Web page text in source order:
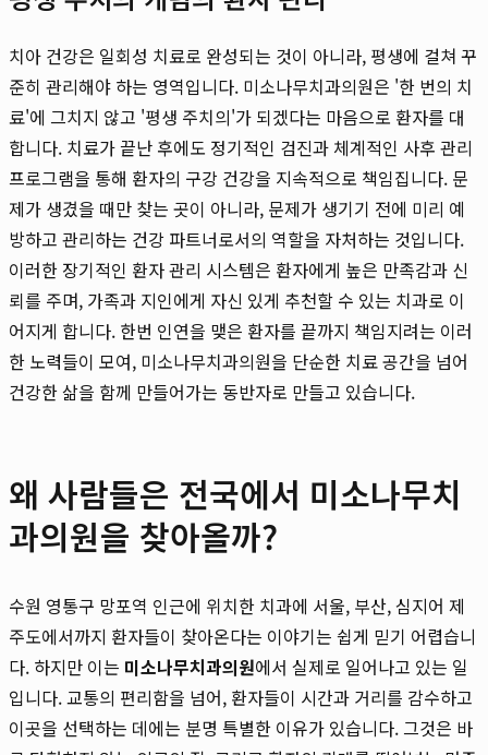
치아 건강은 일회성 치료로 완성되는 것이 아니라, 평생에 걸쳐 꾸
준히 관리해야 하는 영역입니다. 미소나무치과의원은 '한 번의 치
료'에 그치지 않고 '평생 주치의'가 되겠다는 마음으로 환자를 대
합니다. 치료가 끝난 후에도 정기적인 검진과 체계적인 사후 관리
프로그램을 통해 환자의 구강 건강을 지속적으로 책임집니다. 문
제가 생겼을 때만 찾는 곳이 아니라, 문제가 생기기 전에 미리 예
방하고 관리하는 건강 파트너로서의 역할을 자처하는 것입니다.
이러한 장기적인 환자 관리 시스템은 환자에게 높은 만족감과 신
뢰를 주며, 가족과 지인에게 자신 있게 추천할 수 있는 치과로 이
어지게 합니다. 한번 인연을 맺은 환자를 끝까지 책임지려는 이러
한 노력들이 모여, 미소나무치과의원을 단순한 치료 공간을 넘어
건강한 삶을 함께 만들어가는 동반자로 만들고 있습니다.
왜 사람들은 전국에서 미소나무치
과의원을 찾아올까?
수원 영통구 망포역 인근에 위치한 치과에 서울, 부산, 심지어 제
주도에서까지 환자들이 찾아온다는 이야기는 쉽게 믿기 어렵습니
다. 하지만 이는 미소나무치과의원에서 실제로 일어나고 있는 일
입니다. 교통의 편리함을 넘어, 환자들이 시간과 거리를 감수하고
이곳을 선택하는 데에는 분명 특별한 이유가 있습니다. 그것은 바